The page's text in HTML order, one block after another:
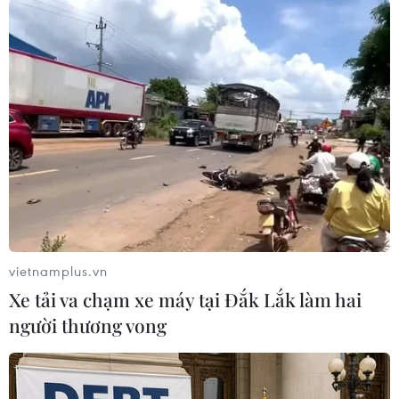
#giá vàng #sjc #doji
#tỷ giá trung tâm
#vietcombank
#vàng thế giới
TP. Đà Nẵng
TP. Hà Nội Tp. Hồ Chí Minh
vietnamplus.vn
Xe tải va chạm xe máy tại Đắk Lắk làm hai
người thương vong